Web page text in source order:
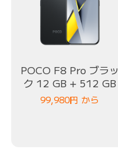
POCO F8 Pro ブラッ
ク 12 GB + 512 GB
99,980円 から